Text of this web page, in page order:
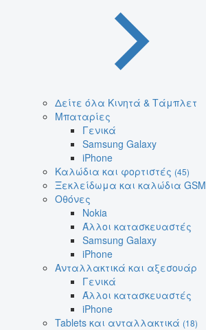
Δείτε όλα Κινητά & Τάμπλετ
Μπαταρίες
Γενικά
Samsung Galaxy
iPhone
Καλώδια και φορτιστές (45)
Ξεκλείδωμα και καλώδια GSM
Οθόνες
Nokia
Άλλοι κατασκευαστές
Samsung Galaxy
iPhone
Ανταλλακτικά και αξεσουάρ
Γενικά
Άλλοι κατασκευαστές
iPhone
Tablets και ανταλλακτικά (18)